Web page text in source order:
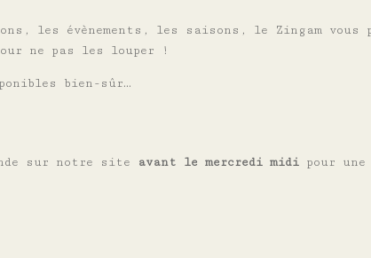
les évènements, les saisons, le Zingam vous
ne pas les louper !
bien-sûr…
sur notre site avant le mercredi midi pour